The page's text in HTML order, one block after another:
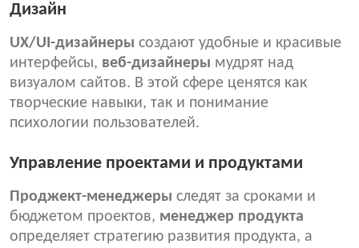
Дизайн
UX/UI-дизайнеры создают удобные и красивые
интерфейсы, веб-дизайнеры мудрят над
визуалом сайтов. В этой сфере ценятся как
творческие навыки, так и понимание
психологии пользователей.
Управление проектами и продуктами
Проджект-менеджеры следят за сроками и
бюджетом проектов, менеджер продукта
определяет стратегию развития продукта, а